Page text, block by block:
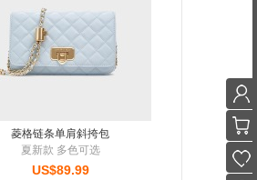
菱格链条单肩斜挎包
夏新款 多色可选
US$89.99